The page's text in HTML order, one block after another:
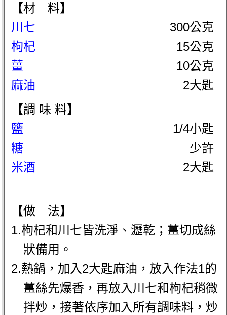
【材 料】
川七
300公克
枸杞
15公克
薑
10公克
麻油
2大匙
【調 味 料】
鹽
1/4小匙
糖
少許
米酒
2大匙
【做 法】
1.枸杞和川七皆洗淨、瀝乾；薑切成絲
狀備用。
2.熱鍋，加入2大匙麻油，放入作法1的
薑絲先爆香，再放入川七和枸杞稍微
拌炒，接著依序加入所有調味料，炒